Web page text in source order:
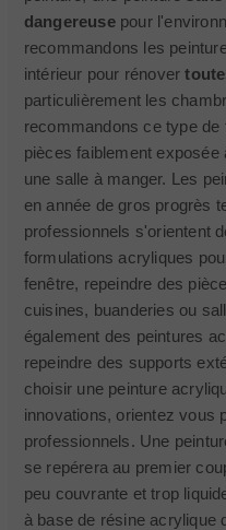
dangereusepour
recommandons les
intérieur pour rénover
particulièrement les
recommandons ce type de
pièces faiblement exposée
une salle à manger. Les
en année de gros progrès
professionnels s'orientent
formulations acryliques
fenêtre, repeindre des
cuisines, buanderies ou
également des peintures
repeindre des supports
choisir une peinture
innovations, orientez vous
professionnels. Une
se repérera au premier
peu couvrante et trop
à base de résine acrylique